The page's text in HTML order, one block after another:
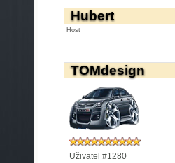
Hubert
Host
TOMdesign
Uživatel #1280